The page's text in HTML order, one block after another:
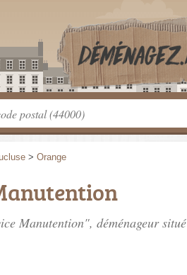
> Orange
Manutention", déménageur situé